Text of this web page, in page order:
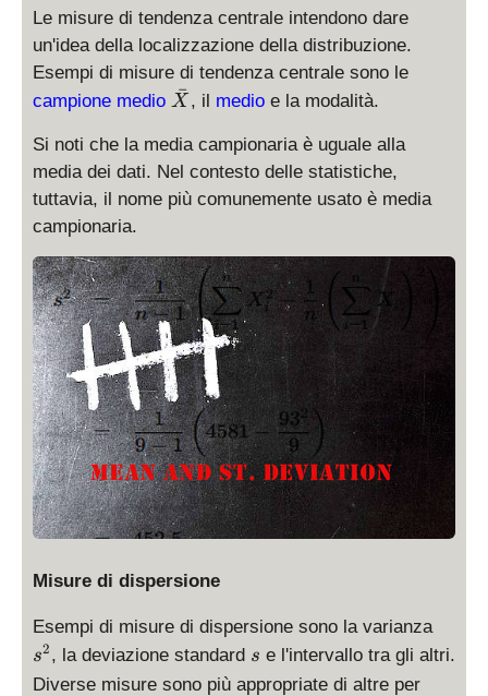
Le misure di tendenza centrale intendono dare
un'idea della localizzazione della distribuzione.
Esempi di misure di tendenza centrale sono le
campione medio \
a
r
X
X
ˉ, il medio e la modalità.
Si noti che la media campionaria è uguale alla
media dei dati. Nel contesto delle statistiche,
tuttavia, il nome più comunemente usato è media
campionaria.
Misure di dispersione
Esempi di misure di dispersione sono la varianza
^
s2, la deviazione standard s
s e l'intervallo tra gli altri.
Diverse misure sono più appropriate di altre per